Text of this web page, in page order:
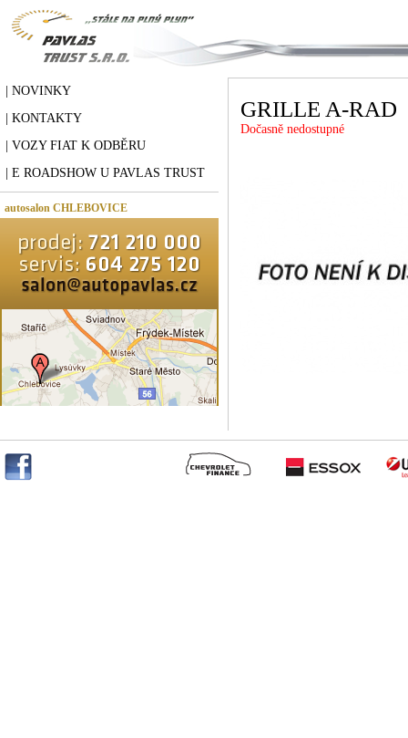
| NOVINKY
| KONTAKTY
| VOZY FIAT K ODBĚRU
| E ROADSHOW U PAVLAS TRUST
autosalon CHLEBOVICE
GRILLE A-RAD
Dočasně nedostupné